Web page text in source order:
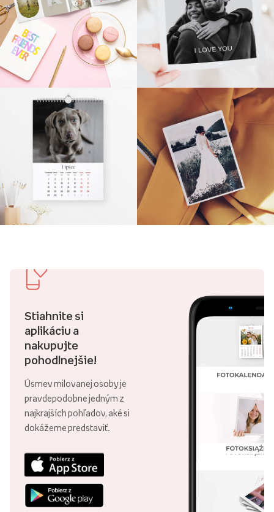
Stiahnite si
aplikáciu a
nakupujte
pohodlnejšie!
Úsmev milovanej osoby je
pravdepodobne jedným z
najkrajších pohľadov, aké si
dokážeme predstaviť.